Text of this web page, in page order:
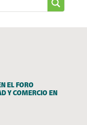
EL FORO
Y COMERCIO EN